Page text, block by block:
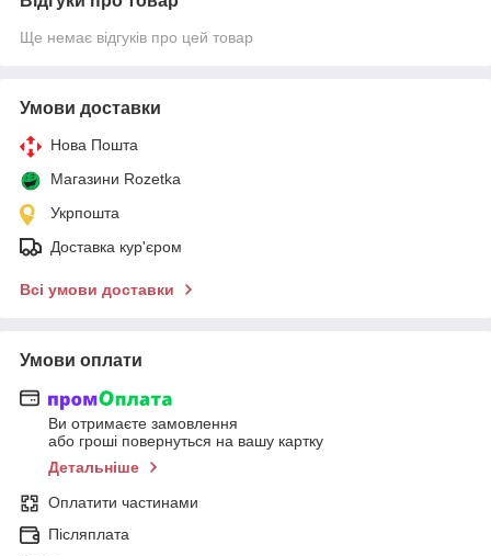
Ще немає відгуків про цей товар
Умови доставки
Нова Пошта
Магазини Rozetka
Укрпошта
Доставка кур'єром
Всі умови доставки
Умови оплати
Ви отримаєте замовлення
або гроші повернуться на вашу картку
Детальніше
Оплатити частинами
Післяплата